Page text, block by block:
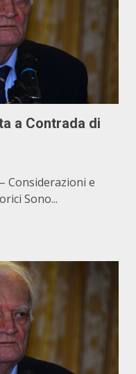
a Contrada di
Considerazioni e
Sono...